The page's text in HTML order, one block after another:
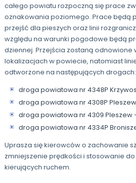
całego powiatu rozpoczną się prace
oznakowania poziomego. Prace będą
przejść dla pieszych oraz linii
względu na warunki pogodowe będą
dziennej. Przejścia zostaną odnowione
lokalizacjach w powiecie, natomiast
odtworzone na następujących drogach:
droga powiatowa nr 4348P
droga powiatowa nr 4308P
droga powiatowa nr 4309 Pleszew
droga powiatowa nr 4334P
Uprasza się kierowców o zachowanie
zmniejszenie prędkości i stosowanie
kierujących ruchem.